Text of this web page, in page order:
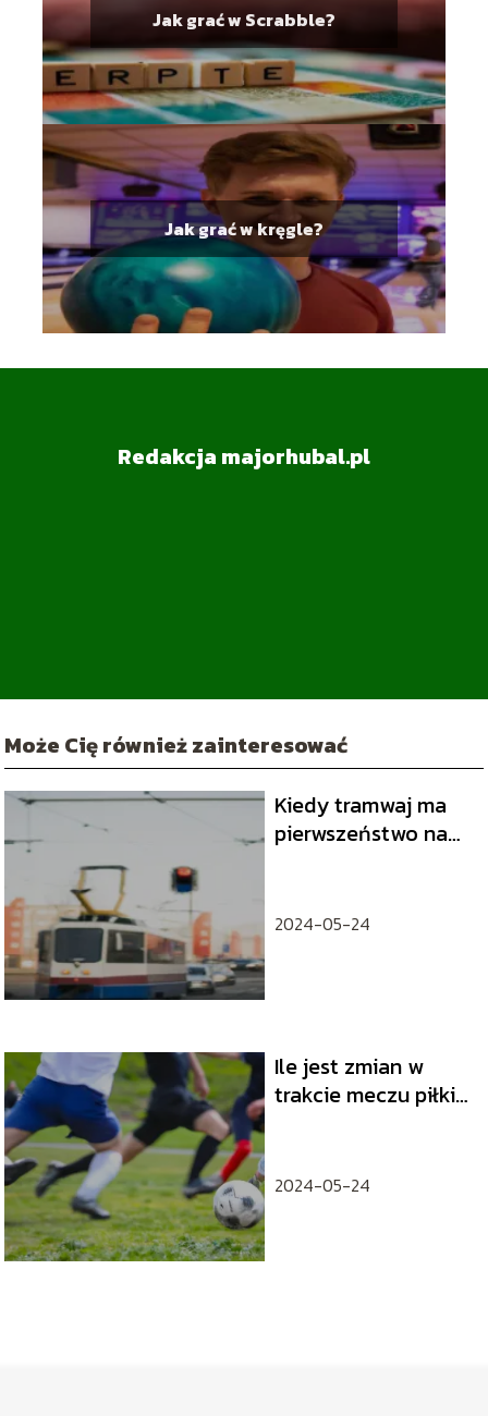
Jak grać w Scrabble?
Jak grać w kręgle?
Redakcja majorhubal.pl
Może Cię również zainteresować
Kiedy tramwaj ma
pierwszeństwo na
2024-05-24
Ile jest zmian w
trakcie meczu piłki
2024-05-24